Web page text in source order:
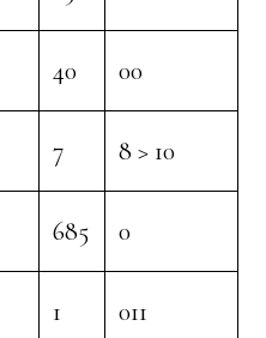
40 00
7 8 > 10
685 0
1 011